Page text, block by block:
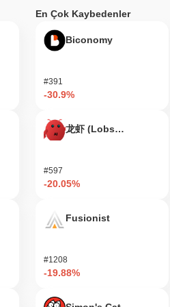
katılabilir ve ekosistemi
söz sahibi olabilirler.
NO CHILL, dApp'ler oluşturmak ve
sağlamak için gerekli araçları
ve etkileşimler sağlamaktadır.
CHILL kabul eden hizmetleri
sınırlı kalmadan artırabilirler. Genel
canlı ve etkileşimli bir topluluğun
hala aktif mi yoksa geçerli
2023'te duyurulan önemli bir
devam etmektedir; bu güncelleme,
aktif bir şekilde etkileşimde
paydaşların katılımını ve karar
borsa üzerinde listelenmekte ve
En Çok Kaybedenler
Biconomy
#391
-30.9%
龙虾 (Lobster)
#597
-20.05%
Fusionist
#1208
-19.88%